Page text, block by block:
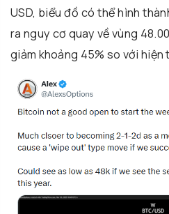
USD, biểu đồ có thể hình
ra nguy cơ quay về vùng
giảm khoảng 45% so với hiện